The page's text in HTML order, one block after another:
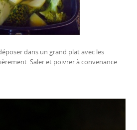
dans un grand plat avec les
Saler et poivrer à convenance.